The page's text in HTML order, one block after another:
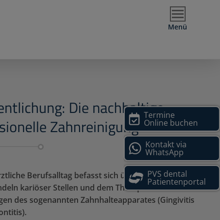
Menü
Die nachhaltige
Zahnreinigung
Berufsalltag befasst sich überwiegend mit
kariöser Stellen und dem Therapieren von
des sogenannten Zahnhalteapparates (Gingivitis
Termine
Online buchen
Kontakt via
WhatsApp
PVS dental
Patientenportal